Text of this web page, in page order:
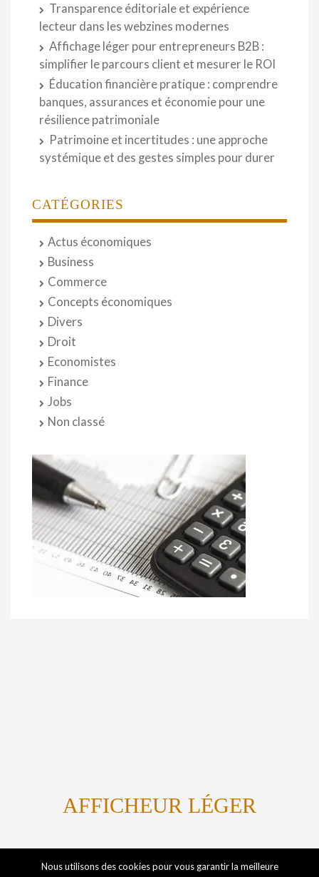
Transparence éditoriale et expérience
lecteur dans les webzines modernes
Affichage léger pour entrepreneurs B2B :
simplifier le parcours client et mesurer le ROI
Éducation financière pratique : comprendre
banques, assurances et économie pour une
résilience patrimoniale
Patrimoine et incertitudes : une approche
systémique et des gestes simples pour durer
CATÉGORIES
Actus économiques
Business
Commerce
Concepts économiques
Divers
Droit
Economistes
Finance
Jobs
Non classé
AFFICHEUR LÉGER
Nous utilisons des cookies pour vous garantir la meilleure